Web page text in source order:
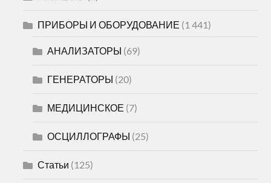
ПРИБОРЫ И ОБОРУДОВАНИЕ (1 441)
АНАЛИЗАТОРЫ (69)
ГЕНЕРАТОРЫ (20)
МЕДИЦИНСКОЕ (7)
ОСЦИЛЛОГРАФЫ (25)
Статьи (125)